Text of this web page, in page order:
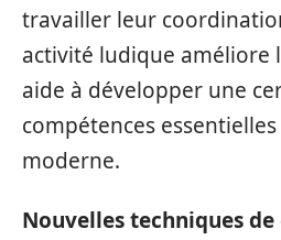
travailler leur
activité ludique améliore
aide à développer une
compétences
moderne.
Nouvelles techniques